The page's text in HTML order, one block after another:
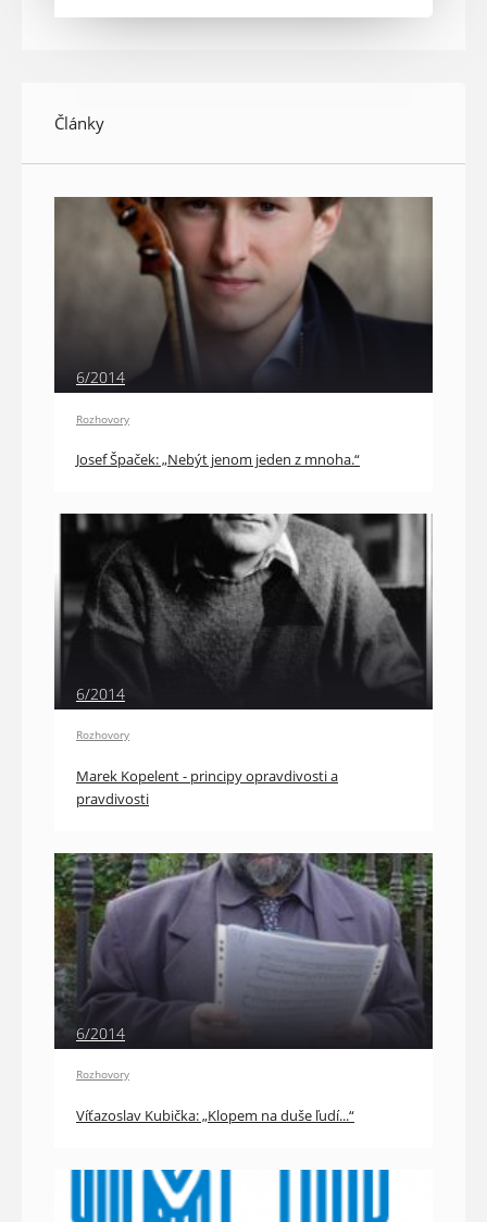
Články
6/2014
Rozhovory
Josef Špaček: „Nebýt jenom jeden z mnoha.“
6/2014
Rozhovory
Marek Kopelent - principy opravdivosti a
pravdivosti
6/2014
Rozhovory
Víťazoslav Kubička: „Klopem na duše ľudí...“